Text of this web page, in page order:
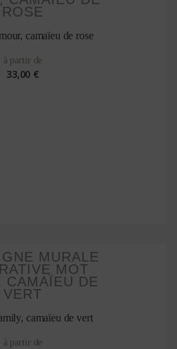
camaïeu de rose
à partir de
33,00 €
camaïeu de vert
à partir de